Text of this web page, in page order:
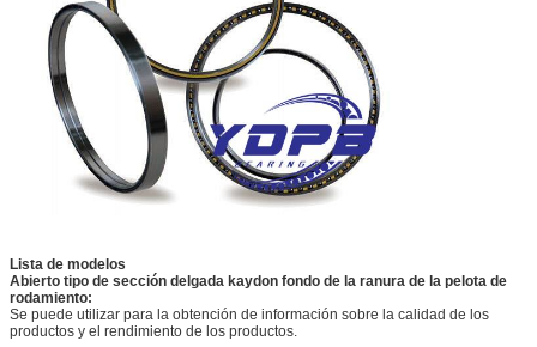
Lista de modelos
Abierto tipo de sección delgada kaydon fondo de la ranura de la pelota de
rodamiento:
Se puede utilizar para la obtención de información sobre la calidad de los
productos y el rendimiento de los productos.